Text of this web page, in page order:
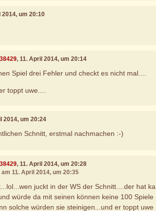
2014, um 20:10
, 11. April 2014, um 20:14
Spiel drei Fehler und checkt es nicht mal....
toppt uwe....
2014, um 20:24
Schnitt, erstmal nachmachen :-)
, 11. April 2014, um 20:28
11. April 2014, um 20:35
juckt in der WS der Schnitt....der hat ka
würde da mit seinen können keine 100 Spiele
solche würden sie steinigen...und er toppt uwe